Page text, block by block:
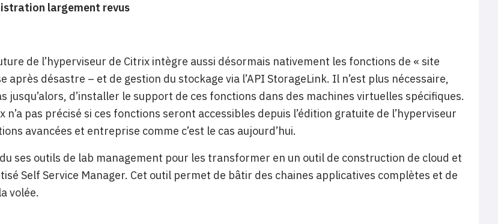
largement revus
de l’hyperviseur de Citrix intègre aussi désormais nativement les fonctions de « site
après désastre – et de gestion du stockage via l’API StorageLink. Il n’est plus nécessaire,
jusqu’alors, d’installer le support de ces fonctions dans des machines virtuelles spécifiques.
n’a pas précisé si ces fonctions seront accessibles depuis l’édition gratuite de l’hyperviseur
avancées et entreprise comme c’est le cas aujourd’hui.
ses outils de lab management pour les transformer en un outil de construction de cloud et
Self Service Manager. Cet outil permet de bâtir des chaines applicatives complètes et de
volée.